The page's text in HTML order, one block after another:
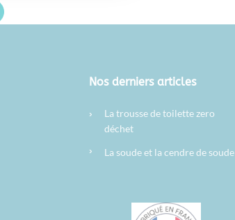
Nos derniers articles
›
La trousse de toilette zero
déchet
› La soude et la cendre de soude